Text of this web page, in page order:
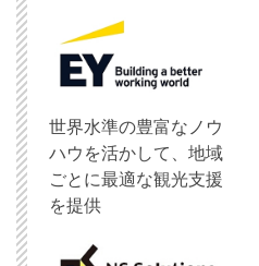
世界水準の豊富なノウ
ハウを活かして、地域
ごとに最適な観光支援
を提供